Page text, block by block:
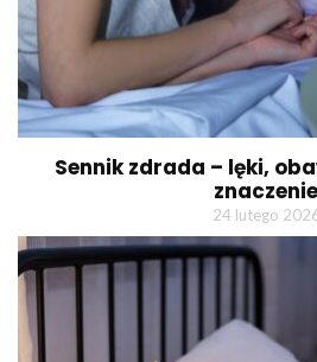
Sennik zdrada – lęki,
znaczenie
24 lutego